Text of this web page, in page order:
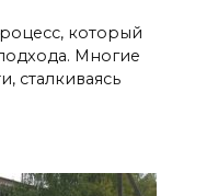
который
Многие
сталкиваясь